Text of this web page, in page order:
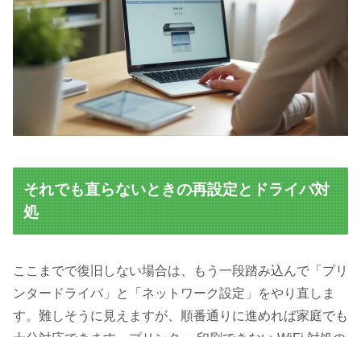
それでも直らないときの再設定とドライバ対
処
ここまでで復旧しない場合は、もう一段踏み込んで「プリ
ンタードライバ」と「ネットワーク設定」をやり直しま
す。難しそうに見えますが、順番通りに進めれば家庭でも